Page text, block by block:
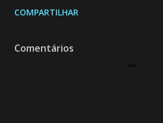
COMPARTILHAR
Comentários